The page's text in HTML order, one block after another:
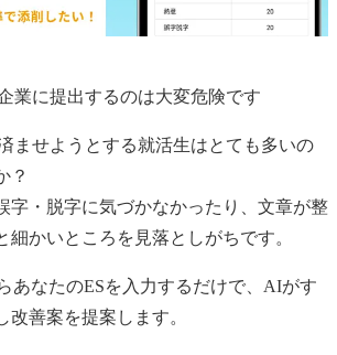
業に提出するのは大変危険です
ませようとする就活生はとても多いの
？
字・脱字に気づかなかったり、文章が整
細かいところを見落としがちです。
あなたのESを入力するだけで、AIがす
改善案を提案します。